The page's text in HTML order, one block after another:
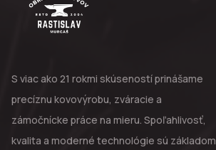
S viac ako 21 rokmi skúseností prinášame
precíznu kovovýrobu, zváracie a
zámočnícke práce na mieru. Spoľahlivosť,
kvalita a moderné technológie sú základom